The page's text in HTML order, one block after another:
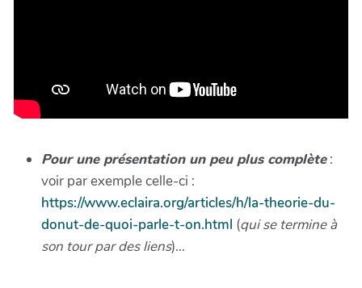
Pour une présentation un peu plus complète:
voir par exemple celle-ci :
https://www.eclaira.org/articles/h/la-theorie-du-
donut-de-quoi-parle-t-on.html (qui se termine à
son tour par des liens)...